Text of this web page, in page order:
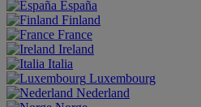
España
Finland
France
Ireland
Italia
Luxembourg
Nederland